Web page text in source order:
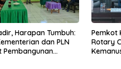
Harapan Tumbuh:
dan PLN
Pembangunan
Pemkot
Rotary